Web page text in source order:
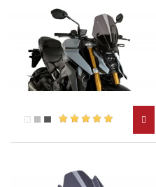
Przezroczysty (W)
Lekko przyciemniany (H)
Mocno przyciemniany (F)